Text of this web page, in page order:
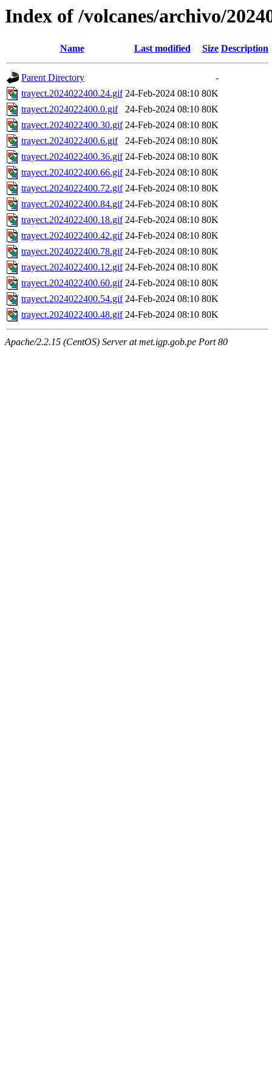
Index of /volcanes/archivo/
Name Last modified Size Description
Parent Directory
-
trayect.2024022400.24.gif 24-Feb-2024 08:10 80K
trayect.2024022400.0.gif
24-Feb-2024 08:10 80K
trayect.2024022400.30.gif 24-Feb-2024 08:10 80K
trayect.2024022400.6.gif
24-Feb-2024 08:10 80K
trayect.2024022400.36.gif 24-Feb-2024 08:10 80K
trayect.2024022400.66.gif 24-Feb-2024 08:10 80K
trayect.2024022400.72.gif 24-Feb-2024 08:10 80K
trayect.2024022400.84.gif 24-Feb-2024 08:10 80K
trayect.2024022400.18.gif 24-Feb-2024 08:10 80K
trayect.2024022400.42.gif 24-Feb-2024 08:10 80K
trayect.2024022400.78.gif 24-Feb-2024 08:10 80K
trayect.2024022400.12.gif 24-Feb-2024 08:10 80K
trayect.2024022400.60.gif 24-Feb-2024 08:10 80K
trayect.2024022400.54.gif 24-Feb-2024 08:10 80K
trayect.2024022400.48.gif 24-Feb-2024 08:10 80K
Apache/2.2.15 (CentOS) Server at met.igp.gob.pe Port 80